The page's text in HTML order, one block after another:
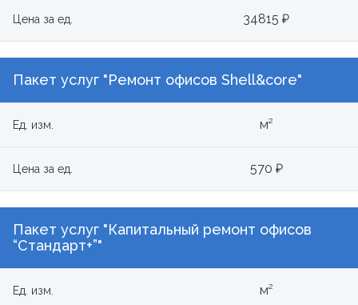
Цена за ед. 34815 ₽
Пакет услуг "Ремонт офисов Shell&core"
Ед. изм. м²
Цена за ед. 570 ₽
Пакет услуг "Капитальный ремонт офисов
“Стандарт+”"
Ед. изм. м²